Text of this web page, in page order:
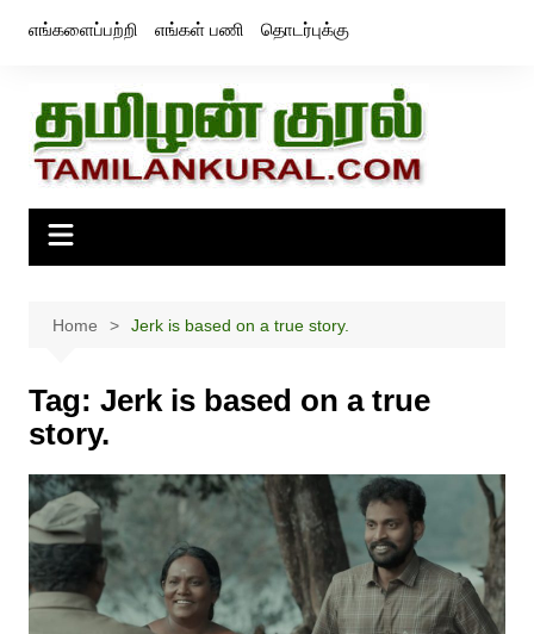
எங்களைப்பற்றி எங்கள் பணி தொடர்புக்கு
Home Jerk is based on a true story.
Tag: Jerk is based on a true
story.